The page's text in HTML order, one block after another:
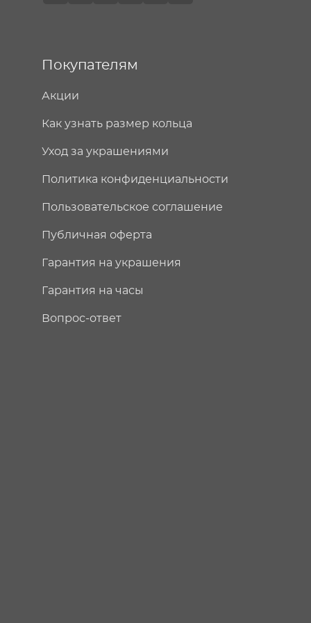
Покупателям
Акции
Как узнать размер кольца
Уход за украшениями
Политика конфиденциальности
Пользовательское соглашение
Публичная оферта
Гарантия на украшения
Гарантия на часы
Вопрос-ответ